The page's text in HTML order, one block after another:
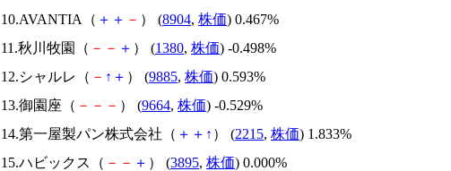
10.AVANTIA（ ＋ ＋ － ） (8904, 株価) 0.467%
11.秋川牧園（ － － ＋ ） (1380, 株価) -0.498%
12.シャルレ（ － ↑ ＋ ） (9885, 株価) 0.593%
13.御園座（ － － － ） (9664, 株価) -0.529%
14.第一屋製パン株式会社（ ＋ ＋ ↑ ） (2215, 株価) 1.833%
15.ハビックス（ － － ＋ ） (3895, 株価) 0.000%